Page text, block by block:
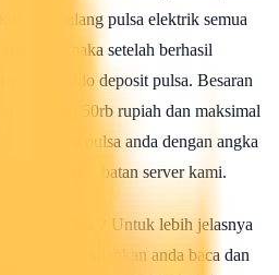
isi ulang pulsa elektrik semua
maka setelah berhasil
saldo deposit pulsa. Besaran
minimal 50rb rupiah dan maksimal
saldo pulsa anda dengan angka
coba kehebatan server kami.
pulsa ?
Untuk lebih jelasnya
pulsa ini silahkan anda baca dan